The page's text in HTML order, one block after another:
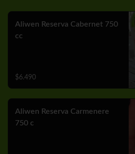
Aliwen Reserva Cabernet 750
cc
$6.490
Aliwen Reserva Carmenere
750 c